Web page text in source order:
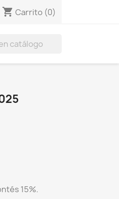
shopping_cart Carrito (0)
15%.